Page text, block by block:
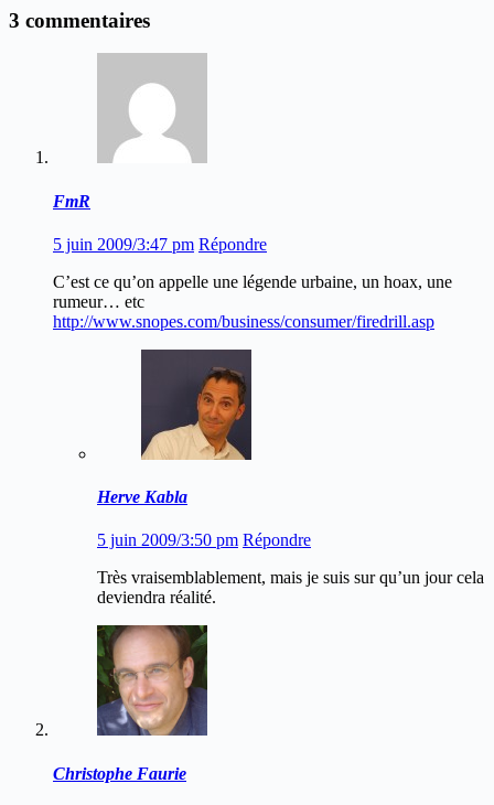
3 commentaires
FmR
5 juin 2009/3:47 pm Répondre
C’est ce qu’on appelle une légende urbaine, un hoax, une
rumeur… etc
http://www.snopes.com/business/consumer/firedrill.asp
Herve Kabla
5 juin 2009/3:50 pm Répondre
Très vraisemblablement, mais je suis sur qu’un jour cela
deviendra réalité.
Christophe Faurie